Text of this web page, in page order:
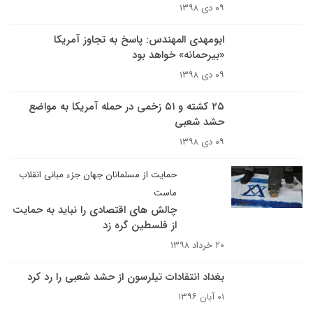
۰۹ دی ۱۳۹۸
ابومهدی المهندس: پاسخ به تجاوز آمریکا
«بیرحمانه» خواهد بود
۰۹ دی ۱۳۹۸
۲۵ کشته و ۵۱ زخمی در حمله آمریکا به مواضع
حشد شعبی
۰۹ دی ۱۳۹۸
حمایت از مسلمانان جهان جزء مبانی انقلاب
ماست
چالش های اقتصادی را نباید به حمایت
از فلسطین گره زد
۲۰ خرداد ۱۳۹۸
بغداد انتقادات تیلرسون از حشد شعبی را رد کرد
۰۱ آبان ۱۳۹۶